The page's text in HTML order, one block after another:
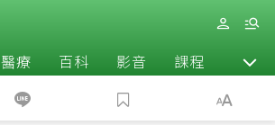
醫療 百科 影音 課程 退休